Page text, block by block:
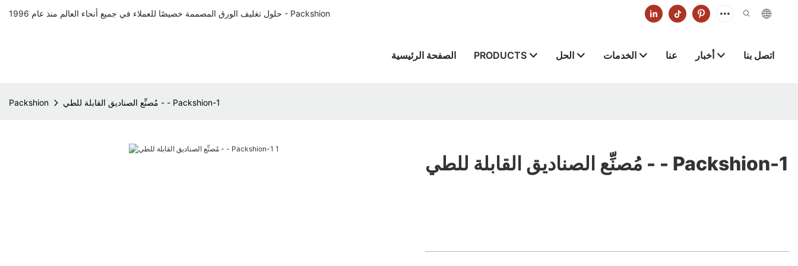
حلول تغليف الورق المصممة خصيصًا للعملاء في جميع أنحاء العالم منذ عام 1996 - Packshion
الصفحة الرئيسية PRODUCTS الحل الخدمات عنا أخبار اتصل بنا
Packshion مُصنِّع الصناديق القابلة للطي - - Packshion-1
مُصنِّع الصناديق القابلة للطي - - Packshion-1